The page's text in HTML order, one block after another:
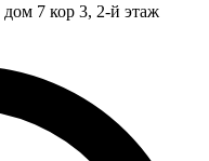
7 кор 3, 2-й этаж